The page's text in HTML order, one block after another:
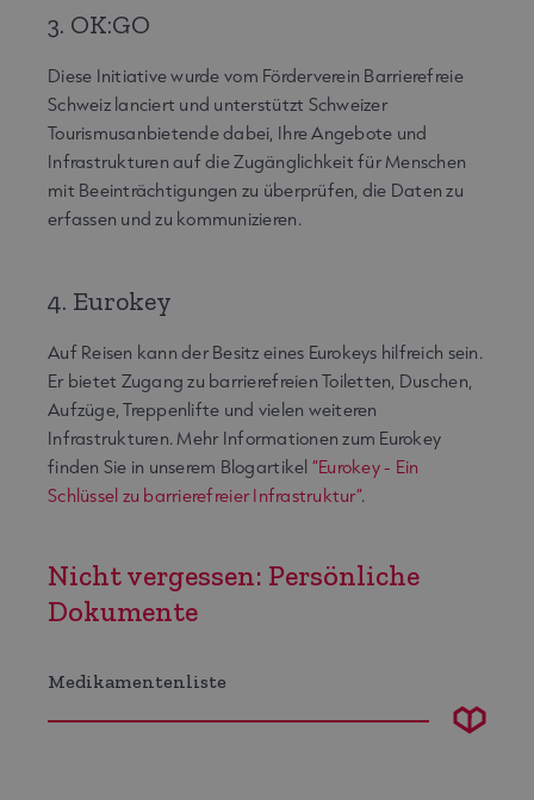
3. OK:GO
Diese Initiative wurde vom Förderverein Barrierefreie
Schweiz lanciert und unterstützt Schweizer
Tourismusanbietende dabei, Ihre Angebote und
Infrastrukturen auf die Zugänglichkeit für Menschen
mit Beeinträchtigungen zu überprüfen, die Daten zu
erfassen und zu kommunizieren.
4. Eurokey
Auf Reisen kann der Besitz eines Eurokeys hilfreich sein.
Er bietet Zugang zu barrierefreien Toiletten, Duschen,
Aufzüge, Treppenlifte und vielen weiteren
Infrastrukturen. Mehr Informationen zum Eurokey
finden Sie in unserem Blogartikel “Eurokey - Ein
Schlüssel zu barrierefreier Infrastruktur”.
Nicht vergessen: Persönliche
Dokumente
Medikamentenliste